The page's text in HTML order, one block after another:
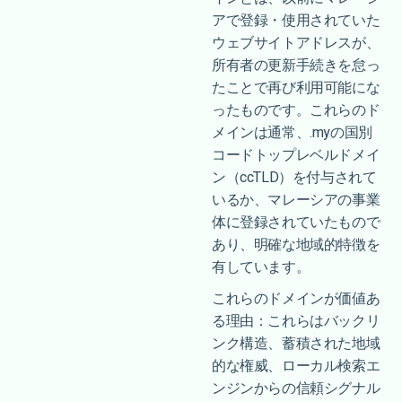
アで登録・使用されていた
ウェブサイトアドレスが、
所有者の更新手続きを怠っ
たことで再び利用可能にな
ったものです。これらのド
メインは通常、.myの国別
コードトップレベルドメイ
ン（ccTLD）を付与されて
いるか、マレーシアの事業
体に登録されていたもので
あり、明確な地域的特徴を
有しています。
これらのドメインが価値あ
る理由：これらはバックリ
ンク構造、蓄積された地域
的な権威、ローカル検索エ
ンジンからの信頼シグナル